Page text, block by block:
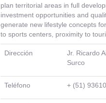
plan territorial areas in full
investment opportunities and
generate new lifestyle concepts
to sports centers, proximity to
Dirección
Jr. Ricardo
Surco
Teléfono + (51)